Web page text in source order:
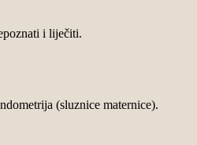
i liječiti.
(sluznice maternice).